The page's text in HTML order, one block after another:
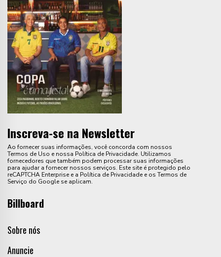
Inscreva-se na Newsletter
Ao fornecer suas informações, você concorda com nossos
Termos de Uso e nossa Política de Privacidade. Utilizamos
fornecedores que também podem processar suas informações
para ajudar a fornecer nossos serviços. Este site é protegido pelo
reCAPTCHA Enterprise e a Política de Privacidade e os Termos de
Serviço do Google se aplicam.
Billboard
Sobre nós
Anuncie